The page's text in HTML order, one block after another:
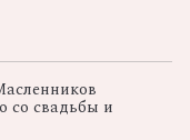
со свадьбы и